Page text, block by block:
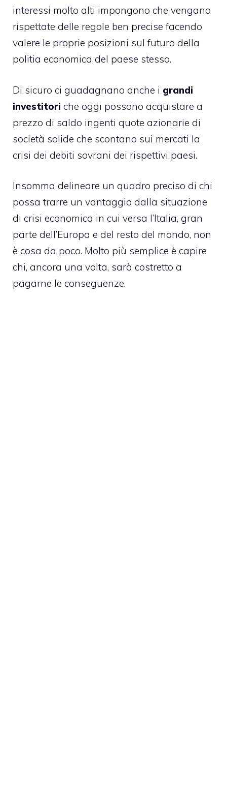
interessi molto alti impongono che vengano
rispettate delle regole ben precise facendo
valere le proprie posizioni sul futuro della
politia economica del paese stesso.
Di sicuro ci guadagnano anche i grandi
investitori che oggi possono acquistare a
prezzo di saldo ingenti quote azionarie di
società solide che scontano sui mercati la
crisi dei debiti sovrani dei rispettivi paesi.
Insomma delineare un quadro preciso di chi
possa trarre un vantaggio dalla situazione
di crisi economica in cui versa l’Italia, gran
parte dell’Europa e del resto del mondo, non
è cosa da poco. Molto più semplice è capire
chi, ancora una volta, sarà costretto a
pagarne le conseguenze.